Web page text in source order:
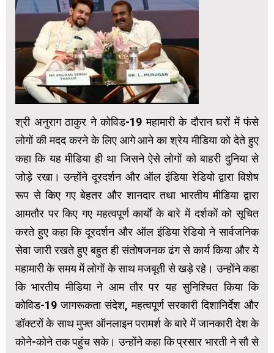
श्री अनुराग ठाकुर ने कोविड-19 महामारी के दौरान घरों में फंसे
लोगों की मदद करने के लिए आगे आने का श्रेय मीडिया को देते हुए
कहा कि यह मीडिया ही था जिसने ऐसे लोगों को बाहरी दुनिया से
जोड़े रखा। उन्होंने दूरदर्शन और ऑल इंडिया रेडियो द्वारा विशेष
रूप से किए गए बेहतर और शानदार तथा भारतीय मीडिया द्वारा
आमतौर पर किए गए महत्‍वपूर्ण कार्यों के बारे में दर्शकों को सूचित
करते हुए कहा कि दूरदर्शन और ऑल इंडिया रेडियो ने सार्वजनिक
सेवा जारी रखते हुए बहुत ही संतोषजनक ढंग से कार्य किया और ये
महामारी के समय में लोगों के साथ मजबूती से खड़े रहे। उन्होंने कहा
कि भारतीय मीडिया ने आम तौर पर यह सुनिश्चित किया कि
कोविड-19 जागरूकता संदेश, महत्वपूर्ण सरकारी दिशानिर्देश और
डॉक्टरों के साथ मुफ्त ऑनलाइन परामर्श के बारे में जानकारी देश के
कोने-कोने तक पहुंच सके। उन्‍होंने कहा कि प्रसार भारती ने सौ से